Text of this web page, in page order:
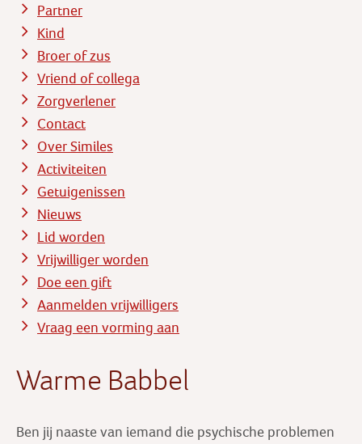
Partner
Kind
Broer of zus
Vriend of collega
Zorgverlener
Contact
Over Similes
Activiteiten
Getuigenissen
Nieuws
Lid worden
Vrijwilliger worden
Doe een gift
Aanmelden vrijwilligers
Vraag een vorming aan
Warme Babbel
Ben jij naaste van iemand die psychische problemen